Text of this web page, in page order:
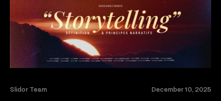
Slidor Team December 10, 2025